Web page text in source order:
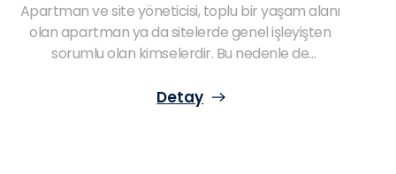
Apartman ve site yöneticisi, toplu bir yaşam alanı
olan apartman ya da sitelerde genel işleyişten
sorumlu olan kimselerdir. Bu nedenle de
titiz bir şekilde değerlendirmek her şeyden
Detay